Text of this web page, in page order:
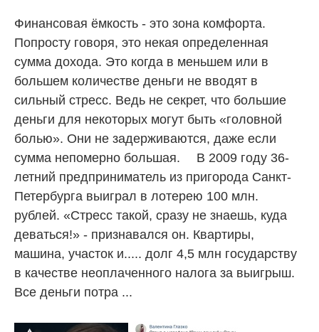
Финансовая ёмкость - это зона комфорта.
Попросту говоря, это некая определенная
сумма дохода. Это когда в меньшем или в
большем количестве деньги не вводят в
сильный стресс. Ведь не секрет, что большие
деньги для некоторых могут быть «головной
болью». Они не задерживаются, даже если
сумма непомерно большая. ⠀ В 2009 году 36-
летний предприниматель из пригорода Санкт-
Петербурга выиграл в лотерею 100 млн.
рублей. «Стресс такой, сразу не знаешь, куда
деваться!» - признавался он. Квартиры,
машина, участок и..... долг 4,5 млн государству
в качестве неоплаченного налога за выигрыш.
Все деньги потра ...